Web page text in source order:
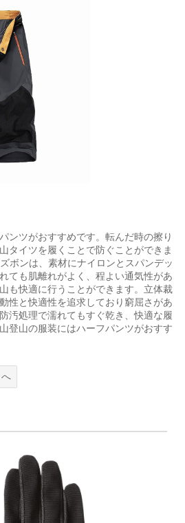
ンツがおすすめです。転んだ時の擦り
タイツを履くことで防ぐことができま
ボンは、素材にナイロンとスパンデッ
ても肌離れがよく、程よい通気性があ
も快適に行うことができます。立体裁
性と快適性を追求しており窮屈さがあ
汚処理で濡れてもすぐ乾き、快適な履
登山の服装にはハーフパンツがおすす